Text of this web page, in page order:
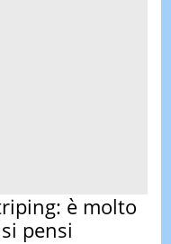
è molto
pensi